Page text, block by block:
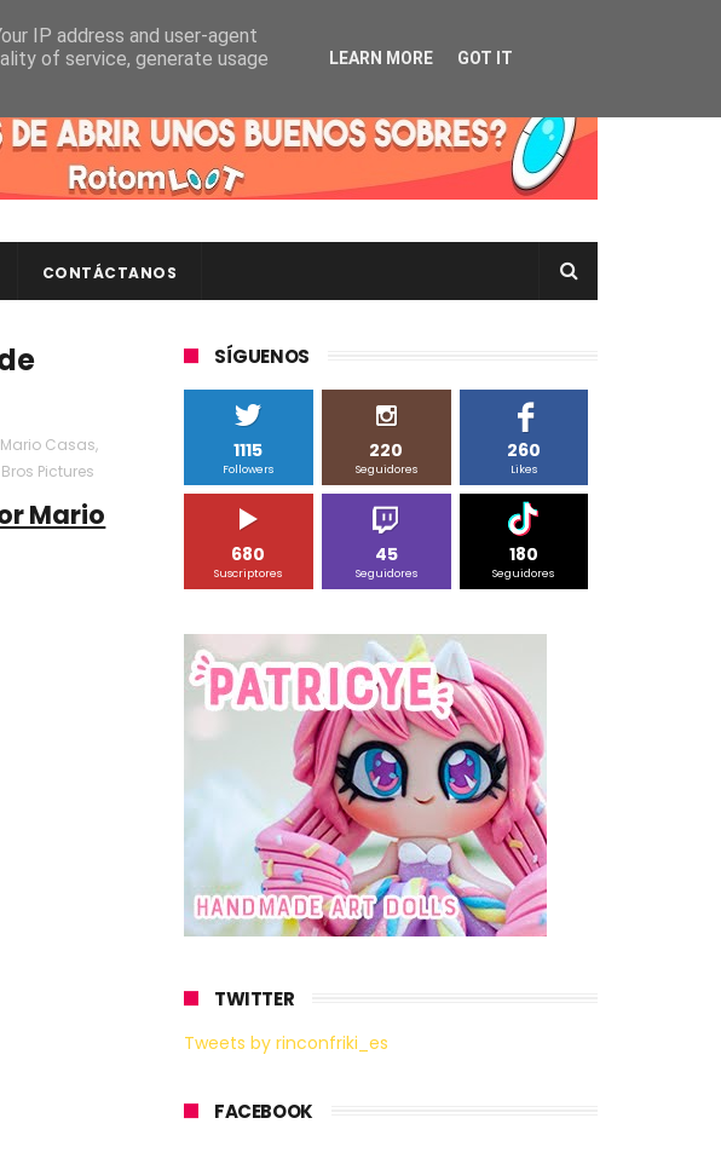
CONTÁCTANOS
Mario Casas,
Pictures
Mario
SÍGUENOS
1115
Followers
220
Seguidores
260
Likes
680
Suscriptores
45
Seguidores
180
Seguidores
TWITTER
Tweets by rinconfriki_es
FACEBOOK
IP address and user-agent
of service, generate usage
LEARN MORE GOT IT